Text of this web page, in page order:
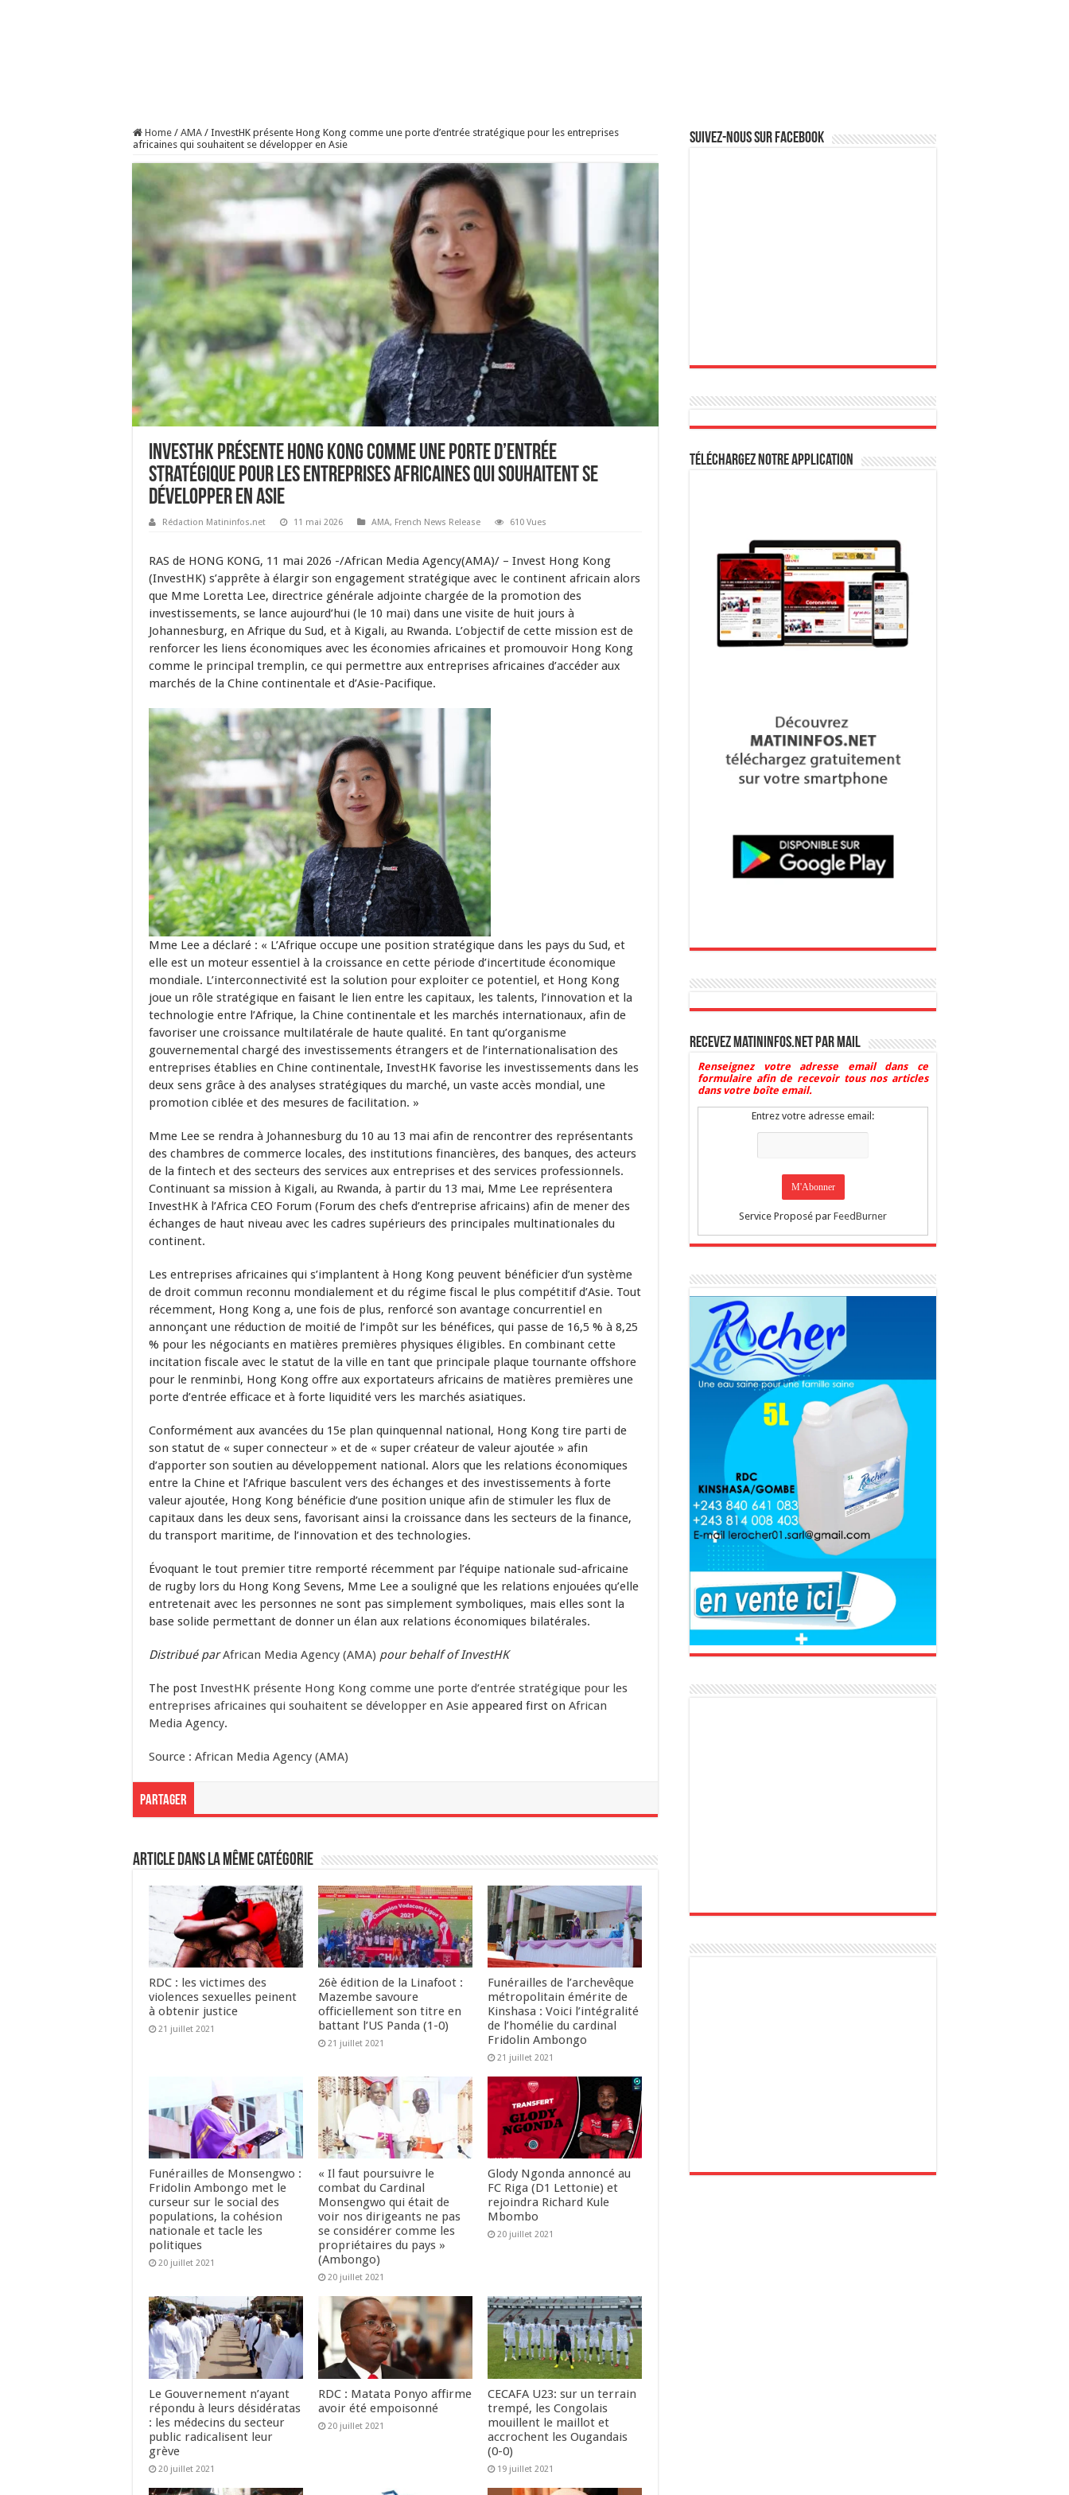
Home / AMA / InvestHK présente Hong Kong comme une porte d’entrée stratégique pour les entreprises
africaines qui souhaitent se développer en Asie
InvestHK présente Hong Kong comme une porte d’entrée
stratégique pour les entreprises africaines qui souhaitent se
développer en Asie
Rédaction Matininfos.net 11 mai 2026 AMA, French News Release 610 Vues
RAS de HONG KONG, 11 mai 2026 -/African Media Agency(AMA)/ – Invest Hong Kong
(InvestHK) s’apprête à élargir son engagement stratégique avec le continent africain alors
que Mme Loretta Lee, directrice générale adjointe chargée de la promotion des
investissements, se lance aujourd’hui (le 10 mai) dans une visite de huit jours à
Johannesburg, en Afrique du Sud, et à Kigali, au Rwanda. L’objectif de cette mission est de
renforcer les liens économiques avec les économies africaines et promouvoir Hong Kong
comme le principal tremplin, ce qui permettre aux entreprises africaines d’accéder aux
marchés de la Chine continentale et d’Asie-Pacifique.
Mme Lee a déclaré : « L’Afrique occupe une position stratégique dans les pays du Sud, et
elle est un moteur essentiel à la croissance en cette période d’incertitude économique
mondiale. L’interconnectivité est la solution pour exploiter ce potentiel, et Hong Kong
joue un rôle stratégique en faisant le lien entre les capitaux, les talents, l’innovation et la
technologie entre l’Afrique, la Chine continentale et les marchés internationaux, afin de
favoriser une croissance multilatérale de haute qualité. En tant qu’organisme
gouvernemental chargé des investissements étrangers et de l’internationalisation des
entreprises établies en Chine continentale, InvestHK favorise les investissements dans les
deux sens grâce à des analyses stratégiques du marché, un vaste accès mondial, une
promotion ciblée et des mesures de facilitation. »
Mme Lee se rendra à Johannesburg du 10 au 13 mai afin de rencontrer des représentants
des chambres de commerce locales, des institutions financières, des banques, des acteurs
de la fintech et des secteurs des services aux entreprises et des services professionnels.
Continuant sa mission à Kigali, au Rwanda, à partir du 13 mai, Mme Lee représentera
InvestHK à l’Africa CEO Forum (Forum des chefs d’entreprise africains) afin de mener des
échanges de haut niveau avec les cadres supérieurs des principales multinationales du
continent.
Les entreprises africaines qui s’implantent à Hong Kong peuvent bénéficier d’un système
de droit commun reconnu mondialement et du régime fiscal le plus compétitif d’Asie. Tout
récemment, Hong Kong a, une fois de plus, renforcé son avantage concurrentiel en
annonçant une réduction de moitié de l’impôt sur les bénéfices, qui passe de 16,5 % à 8,25
% pour les négociants en matières premières physiques éligibles. En combinant cette
incitation fiscale avec le statut de la ville en tant que principale plaque tournante offshore
pour le renminbi, Hong Kong offre aux exportateurs africains de matières premières une
porte d’entrée efficace et à forte liquidité vers les marchés asiatiques.
Conformément aux avancées du 15e plan quinquennal national, Hong Kong tire parti de
son statut de « super connecteur » et de « super créateur de valeur ajoutée » afin
d’apporter son soutien au développement national. Alors que les relations économiques
entre la Chine et l’Afrique basculent vers des échanges et des investissements à forte
valeur ajoutée, Hong Kong bénéficie d’une position unique afin de stimuler les flux de
capitaux dans les deux sens, favorisant ainsi la croissance dans les secteurs de la finance,
du transport maritime, de l’innovation et des technologies.
Évoquant le tout premier titre remporté récemment par l’équipe nationale sud-africaine
de rugby lors du Hong Kong Sevens, Mme Lee a souligné que les relations enjouées qu’elle
entretenait avec les personnes ne sont pas simplement symboliques, mais elles sont la
base solide permettant de donner un élan aux relations économiques bilatérales.
Distribué par African Media Agency (AMA) pour behalf of InvestHK
The post InvestHK présente Hong Kong comme une porte d’entrée stratégique pour les
entreprises africaines qui souhaitent se développer en Asie appeared first on African
Media Agency.
Source : African Media Agency (AMA)
Partager
Article dans la même catégorie
RDC : les victimes des
violences sexuelles peinent
à obtenir justice
21 juillet 2021
26è édition de la Linafoot :
Mazembe savoure
officiellement son titre en
battant l’US Panda (1-0)
21 juillet 2021
Funérailles de l’archevêque
métropolitain émérite de
Kinshasa : Voici l’intégralité
de l’homélie du cardinal
Fridolin Ambongo
21 juillet 2021
Funérailles de Monsengwo :
Fridolin Ambongo met le
curseur sur le social des
populations, la cohésion
nationale et tacle les
politiques
20 juillet 2021
« Il faut poursuivre le
combat du Cardinal
Monsengwo qui était de
voir nos dirigeants ne pas
se considérer comme les
propriétaires du pays »
(Ambongo)
20 juillet 2021
Glody Ngonda annoncé au
FC Riga (D1 Lettonie) et
rejoindra Richard Kule
Mbombo
20 juillet 2021
Le Gouvernement n’ayant
répondu à leurs désidératas
: les médecins du secteur
public radicalisent leur
grève
20 juillet 2021
RDC : Matata Ponyo affirme
avoir été empoisonné
20 juillet 2021
CECAFA U23: sur un terrain
trempé, les Congolais
mouillent le maillot et
accrochent les Ougandais
(0-0)
19 juillet 2021
Suivez-nous sur Facebook
Téléchargez notre Application
Recevez Matininfos.net par mail
Renseignez votre adresse email dans ce
formulaire afin de recevoir tous nos articles
dans votre boîte email.
Entrez votre adresse email:
Service Proposé par FeedBurner